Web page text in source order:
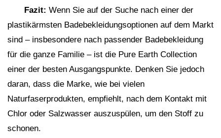
Fazit: Wenn Sie auf der Suche nach einer der
plastikärmsten Badebekleidungsoptionen auf dem Markt
sind – insbesondere nach passender Badebekleidung
für die ganze Familie – ist die Pure Earth Collection
einer der besten Ausgangspunkte. Denken Sie jedoch
daran, dass die Marke, wie bei vielen
Naturfaserprodukten, empfiehlt, nach dem Kontakt mit
Chlor oder Salzwasser auszuspülen, um den Stoff zu
schonen.